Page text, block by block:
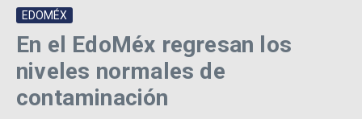
EDOMÉX
En el EdoMéx regresan los
niveles normales de
contaminación